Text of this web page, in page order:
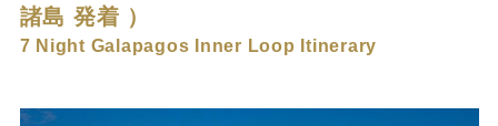
諸島 発着 ）
7 Night Galapagos Inner Loop Itinerary